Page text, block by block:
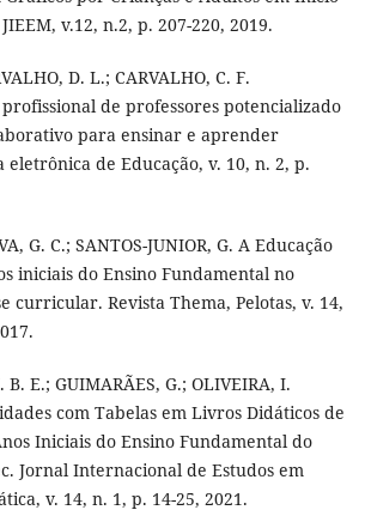
v.12, n.2, p. 207-220, 2019.
D. L.; CARVALHO, C. F.
de professores potencializado
para ensinar e aprender
eletrônica de Educação, v. 10, n. 2, p.
G. C.; SANTOS-JUNIOR, G. A Educação
iniciais do Ensino Fundamental no
curricular. Revista Thema, Pelotas, v. 14,
B. E.; GUIMARÃES, G.; OLIVEIRA, I.
com Tabelas em Livros Didáticos de
Iniciais do Ensino Fundamental do
Jornal Internacional de Estudos em
v. 14, n. 1, p. 14-25, 2021.